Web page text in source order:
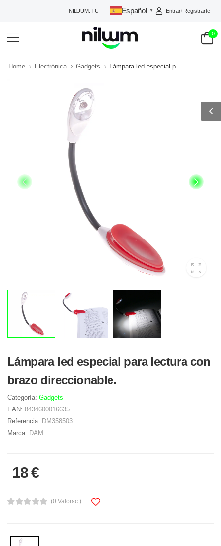
NILUUM: TU TIENDA DE CONFIANZA
Español ▼ Entrar/ Registrarte
0
Home Electrónica Gadgets Lámpara led especial p...
Lámpara led especial para lectura con
brazo direccionable.
Categoría: Gadgets
EAN: 8434600016635
Referencia: DM358503
Marca: DAM
18 €
(0 Valorac.)